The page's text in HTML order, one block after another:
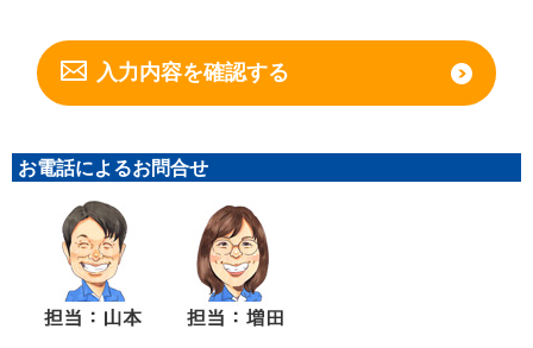
お電話によるお問合せ